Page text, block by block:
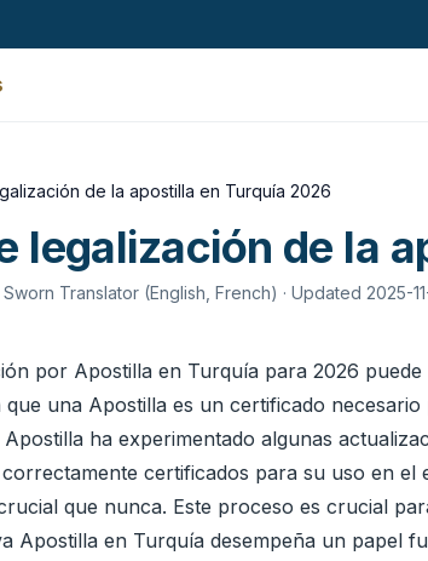
de la apostilla en Turquía 2026
legalización de la
Translator (English, French) · Updated 2025-
por Apostilla en Turquía para 2026
que una Apostilla es un certificado
ha experimentado algunas
certificados para su uso en
que nunca. Este proceso es crucial
Apostilla en Turquía desempeña un papel